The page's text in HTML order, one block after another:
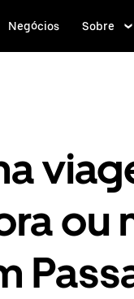
Negócios Sobre
ou